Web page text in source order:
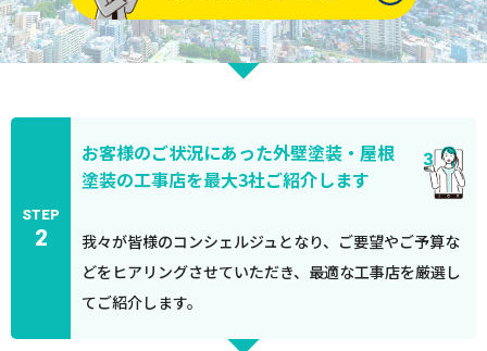
STEP
2
お客様のご状況にあった外壁塗装・屋根
塗装の工事店を最大3社ご紹介します
我々が皆様のコンシェルジュとなり、ご要望やご予算な
どをヒアリングさせていただき、最適な工事店を厳選し
てご紹介します。